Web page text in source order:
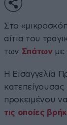
Στο
αίτια του
των Σπάτωνμε
Η Εισαγγελία
προκειμένου
τις οποίες